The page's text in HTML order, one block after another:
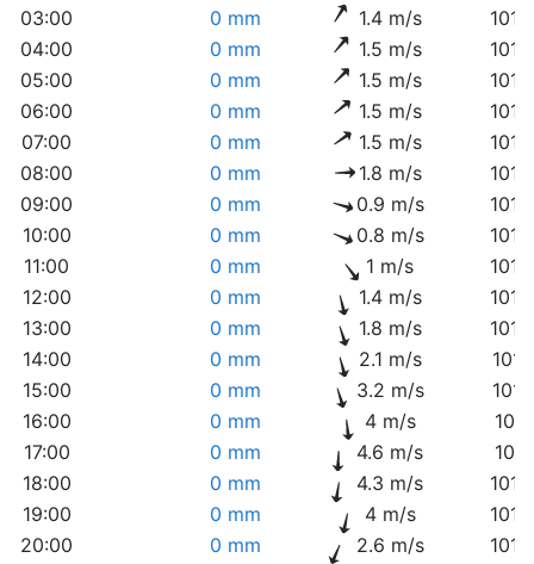
03:00
0 mm 1.4 m/s
04:00
0 mm 1.5 m/s
05:00
0 mm 1.5 m/s
06:00
0 mm 1.5 m/s
07:00
0 mm 1.5 m/s
08:00
0 mm 1.8 m/s
09:00
0 mm 0.9 m/s
10:00
0 mm 0.8 m/s
11:00
0 mm 1 m/s
12:00
0 mm 1.4 m/s
13:00
0 mm 1.8 m/s
14:00
0 mm 2.1 m/s
15:00
0 mm 3.2 m/s
16:00
0 mm 4 m/s
17:00
0 mm 4.6 m/s
18:00
0 mm 4.3 m/s
19:00
0 mm 4 m/s
20:00
0 mm 2.6 m/s